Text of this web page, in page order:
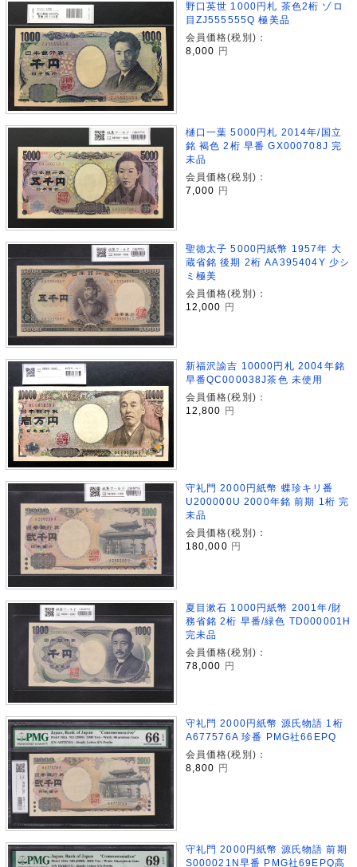
野口英世 1000円札 茶色2桁 ゾロ
目ZJ555555Q 極美品
会員価格(税別)：
8,000
円
樋口一葉 5000円札 2014年/国立
銘 褐色 2桁 早番 GX000708J 完
未品
会員価格(税別)：
7,000 円
聖徳太子 5000円紙幣 1957年 大
蔵省銘 後期 2桁 AA395404Y 少シ
ミ極美
会員価格(税別)：
12,000
円
新福沢諭吉 10000円札 2004年銘
早番QC000038J茶色 未使用
会員価格(税別)：
12,800 円
守礼門 2000円紙幣 蝶珍キリ番
U200000U 2000年銘 前期 1桁 完
未品
会員価格(税別)：
180,000 円
夏目漱石 1000円紙幣 2001年/財
務省銘 2桁 早番/緑色 TD000001H
完未品
会員価格(税別)：
78,000 円
守礼門 2000円紙幣 源氏物語 1桁
A677576A 珍番 PMG社66EPQ
会員価格(税別)：
8,800
円
守礼門 2000円紙幣 源氏物語 前期
S000021N早番 PMG社69EPQ高